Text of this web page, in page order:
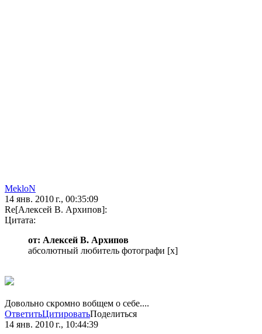
MekloN
14 янв. 2010 г., 00:35:09
Re[Алексей В. Архипов]:
Цитата:
от: Алексей В. Архипов
абсолютный любитель фотографи [x]
Довольно скромно вобщем о себе....
ОтветитьЦитироватьПоделиться
14 янв. 2010 г., 10:44:39